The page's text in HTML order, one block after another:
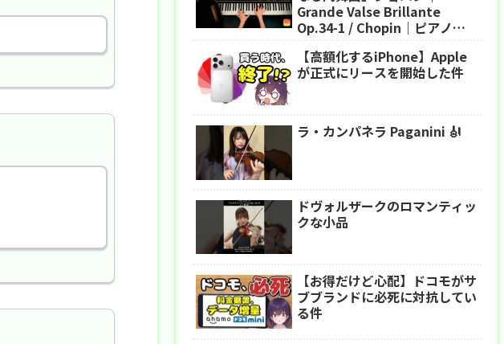
Grande Valse Brillante
Op.34-1 / Chopin｜ピアノ｜
【高額化するiPhone】Apple
が正式にリースを開始した件
ラ・カンパネラ Paganini 🎻
ドヴォルザークのロマンティッ
クな小品
【お得だけど心配】ドコモがサ
ブブランドに必死に対抗してい
る件